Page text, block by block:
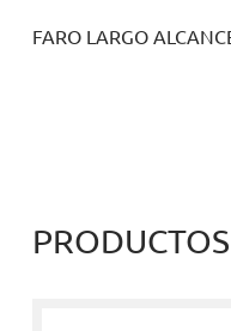
FARO LARGO